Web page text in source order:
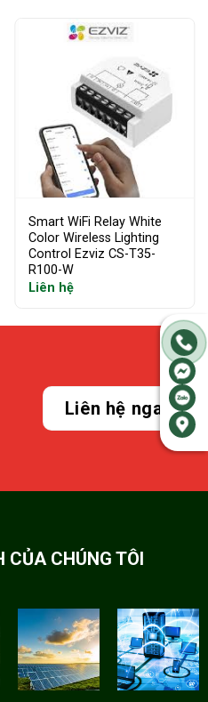
Smart WiFi Relay White
Color Wireless Lighting
Control Ezviz CS-T35-
R100-W
Liên hệ
Liên hệ ngay
CỦA CHÚNG TÔI